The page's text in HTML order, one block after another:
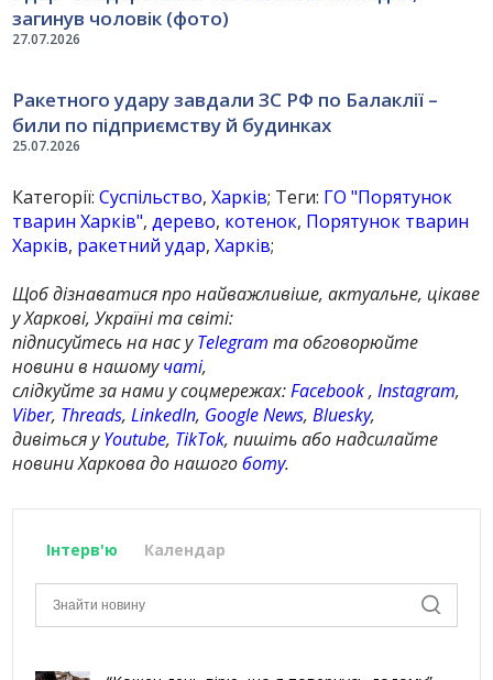
27.07.2026
загинув чоловік (фото)
25.07.2026
Ракетного удару завдали ЗС РФ по Балаклії –
били по підприємству й будинках
Категорії:Суспільство,Харків; Теги: ГО "Порятунок
тварин Харків",дерево, котенок, Порятунок тварин
Харків, ракетний удар,Харків;
Щоб дізнаватися про найважливіше, актуальне, цікаве
у Харкові, Україні та світі:
підписуйтесь на нас уTelegram та обговорюйте
новини в нашомучаті,
слідкуйте за нами у соцмережах:Facebook,Instagram,
Viber, Threads,LinkedIn, Google News,Bluesky,
дивіться уYoutube, TikTok, пишіть або надсилайте
новини Харкова до нашогоботу.
Інтерв'ю Календар